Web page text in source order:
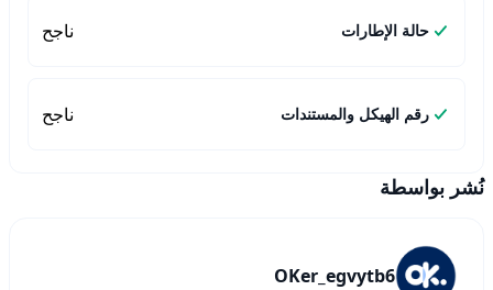
حالة الإطارات ناجح
رقم الهيكل والمستندات ناجح
نُشر بواسطة
OKer_egvytb6